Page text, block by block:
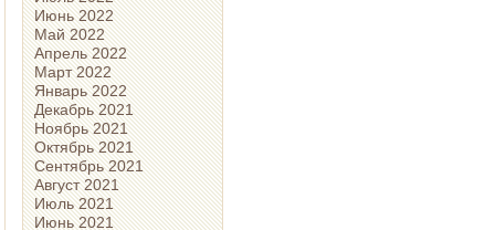
Июнь 2022
Май 2022
Апрель 2022
Март 2022
Январь 2022
Декабрь 2021
Ноябрь 2021
Октябрь 2021
Сентябрь 2021
Август 2021
Июль 2021
Июнь 2021